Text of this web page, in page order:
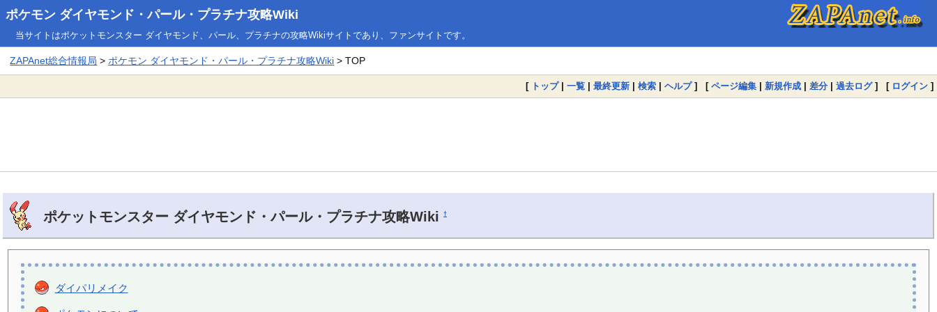
ポケモン ダイヤモンド・パール・プラチナ攻略Wiki
当サイトはポケットモンスター ダイヤモンド、パール、プラチナの攻略Wikiサイトであり、ファンサイトです。
ZAPAnet総合情報局 >ポケモン ダイヤモンド・パール・プラチナ攻略Wiki > TOP
[ トップ| 一覧 | 最終更新 | 検索 | ヘルプ] [ ページ編集 | 新規作成 | 差分 | 過去ログ] [ ログイン ]
ポケットモンスター ダイヤモンド・パール・プラチナ攻略Wiki†
ダイパリメイク